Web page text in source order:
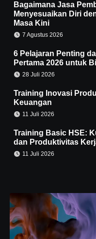
Bagaimana Jasa
Menyesuaikan Diri
Masa Kini
7 Agustus 2026
6 Pelajaran Penting
Pertama 2026 untuk
28 Juli 2026
Training Inovasi
Keuangan
11 Juli 2026
Training Basic HSE:
dan Produktivitas
11 Juli 2026